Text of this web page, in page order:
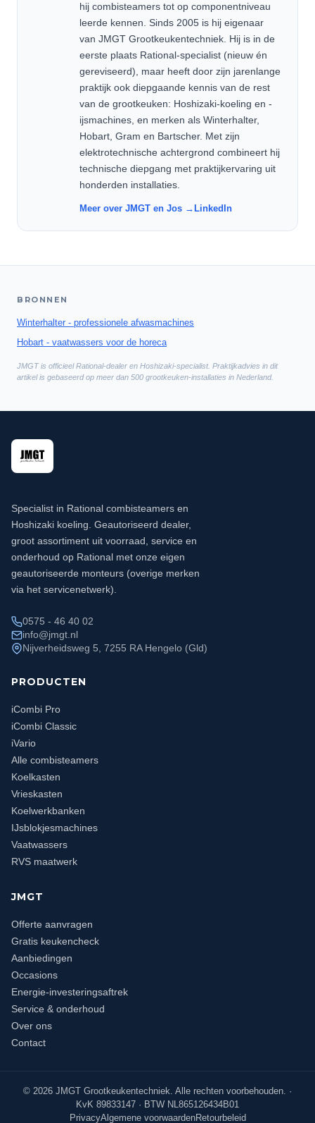
hij combisteamers tot op componentniveau
leerde kennen. Sinds 2005 is hij eigenaar
van JMGT Grootkeukentechniek. Hij is in de
eerste plaats Rational-specialist (nieuw én
gereviseerd), maar heeft door zijn jarenlange
praktijk ook diepgaande kennis van de rest
van de grootkeuken: Hoshizaki-koeling en -
ijsmachines, en merken als Winterhalter,
Hobart, Gram en Bartscher. Met zijn
elektrotechnische achtergrond combineert hij
technische diepgang met praktijkervaring uit
honderden installaties.
Meer over JMGT en Jos → LinkedIn
BRONNEN
Winterhalter - professionele afwasmachines
Hobart - vaatwassers voor de horeca
JMGT is officieel Rational-dealer en Hoshizaki-specialist. Praktijkadvies in dit
artikel is gebaseerd op meer dan 500 grootkeuken-installaties in Nederland.
Specialist in Rational combisteamers en
Hoshizaki koeling. Geautoriseerd dealer,
groot assortiment uit voorraad, service en
onderhoud op Rational met onze eigen
geautoriseerde monteurs (overige merken
via het servicenetwerk).
0575 - 46 40 02
info@jmgt.nl
Nijverheidsweg 5, 7255 RA Hengelo (Gld)
PRODUCTEN
iCombi Pro
iCombi Classic
iVario
Alle combisteamers
Koelkasten
Vrieskasten
Koelwerkbanken
IJsblokjesmachines
Vaatwassers
RVS maatwerk
JMGT
Offerte aanvragen
Gratis keukencheck
Aanbiedingen
Occasions
Energie-investeringsaftrek
Service & onderhoud
Over ons
Contact
© 2026 JMGT Grootkeukentechniek. Alle rechten voorbehouden. ·
KvK 89833147 · BTW NL865126434B01
PrivacyAlgemene voorwaardenRetourbeleid